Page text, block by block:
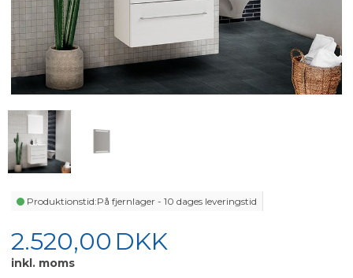
Produktionstid:På fjernlager - 10 dages leveringstid
2.520,00 DKK
inkl. moms